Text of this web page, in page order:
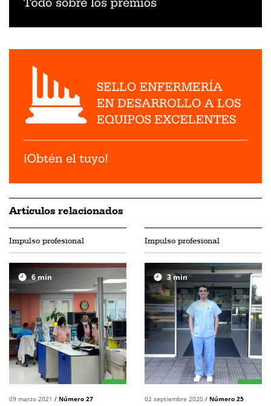
Artículos relacionados
Impulso profesional
6min
09 marzo 2021 / Número 27
Impulso profesional
3min
02 septiembre 2020 / Número 25